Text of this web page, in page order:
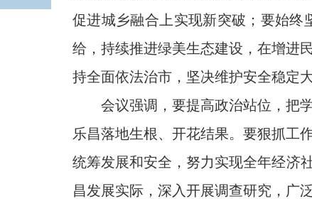
促进城乡融合上实现新突破；要始
给，持续推进绿美生态建设，在增进
持全面依法治市，坚决维护安全稳定
会议强调，要提高政治站位，把学
乐昌落地生根、开花结果。要狠抓工
统筹发展和安全，努力实现全年经济
昌发展实际，深入开展调查研究，广